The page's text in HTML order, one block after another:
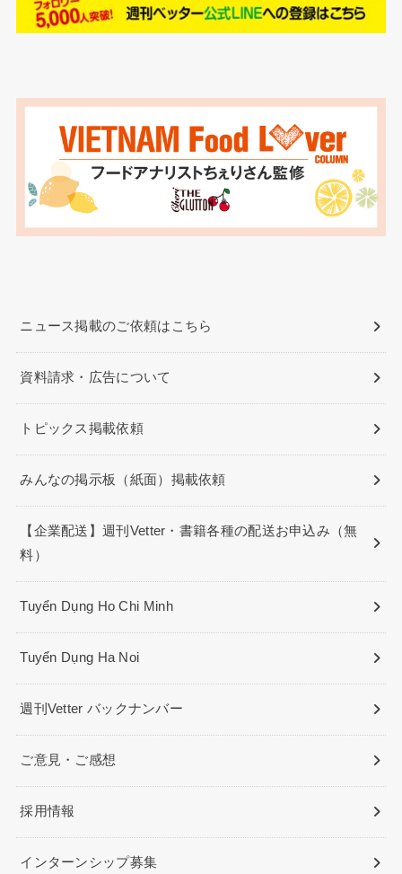
ニュース掲載のご依頼はこちら
資料請求・広告について
トピックス掲載依頼
みんなの掲示板（紙面）掲載依頼
【企業配送】週刊Vetter・書籍各種の配送お申込み（無
料）
Tuyển Dụng Ho Chi Minh
Tuyển Dụng Ha Noi
週刊Vetter バックナンバー
ご意見・ご感想
採用情報
インターンシップ募集